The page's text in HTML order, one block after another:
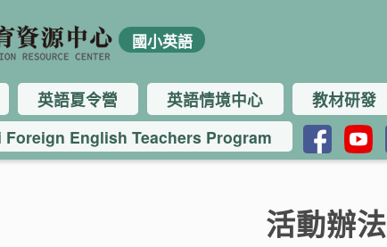
國小英語
英語夏令營 英語情境中心 教材研發
Foreign English Teachers Program
活動辦法